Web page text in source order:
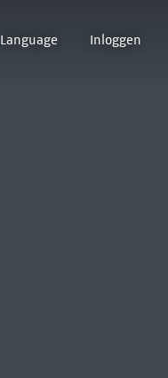
Language Inloggen